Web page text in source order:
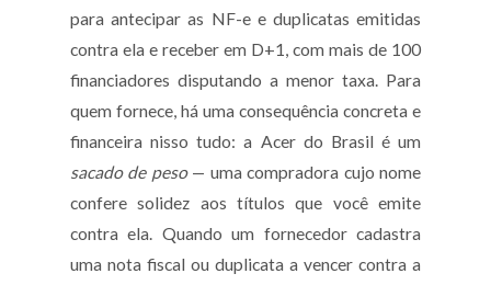
para antecipar as NF-e e duplicatas emitidas
contra ela e receber em D+1, com mais de 100
financiadores disputando a menor taxa. Para
quem fornece, há uma consequência concreta e
financeira nisso tudo: a Acer do Brasil é um
sacado de peso— uma compradora cujo nome
confere solidez aos títulos que você emite
contra ela. Quando um fornecedor cadastra
uma nota fiscal ou duplicata a vencer contra a